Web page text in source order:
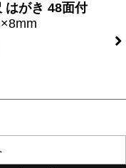
はがき 48面付